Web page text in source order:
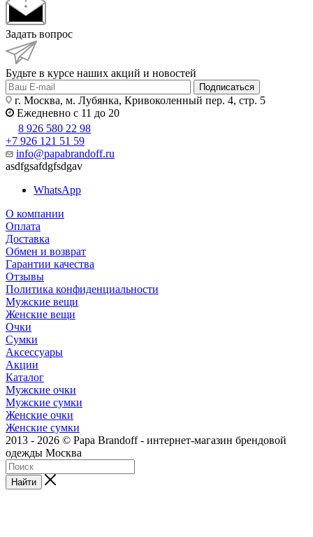
Задать вопрос
Будьте в курсе наших акций и новостей
Подписаться
г. Москва, м. Лубянка, Кривоколенный пер. 4, стр. 5
Ежедневно с 11 до 20
8 926 580 22 98
+7 926 121 51 59
info@papabrandoff.ru
asdfgsafdgfsdgav
WhatsApp
О компании
Оплата
Доставка
Обмен и возврат
Гарантии качества
Отзывы
Политика конфиденциальности
Мужские вещи
Женские вещи
Очки
Сумки
Аксессуары
Акции
Каталог
Мужские очки
Мужские сумки
Женские очки
Женские сумки
2013 - 2026 © Papa Brandoff - интернет-магазин брендовой
одежды Москва
Найти